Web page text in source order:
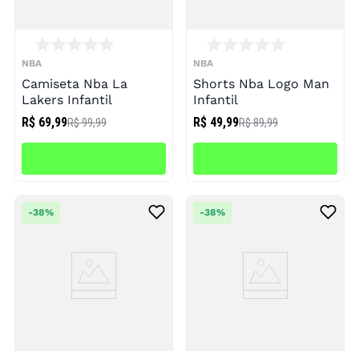
NBA
Camiseta Nba La
Lakers Infantil
R$ 69,99R$ 99,99
NBA
Shorts Nba Logo Man
Infantil
R$ 49,99R$ 89,99
-38% -38%